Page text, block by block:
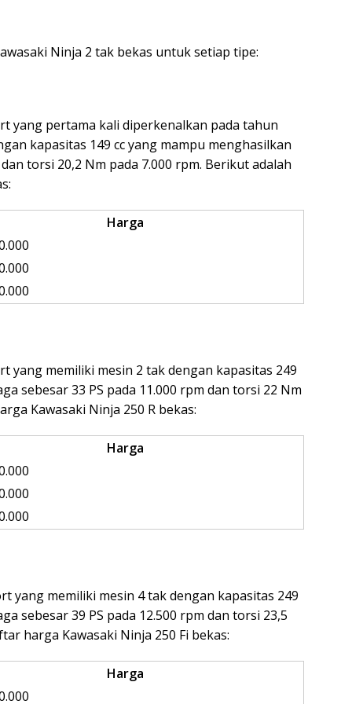
Ninja 2 tak bekas untuk setiap tipe:
yang pertama kali diperkenalkan pada tahun
kapasitas 149 cc yang mampu menghasilkan
torsi 20,2 Nm pada 7.000 rpm. Berikut adalah
Harga
yang memiliki mesin 2 tak dengan kapasitas 249
sebesar 33 PS pada 11.000 rpm dan torsi 22 Nm
Kawasaki Ninja 250 R bekas:
Harga
yang memiliki mesin 4 tak dengan kapasitas 249
sebesar 39 PS pada 12.500 rpm dan torsi 23,5
harga Kawasaki Ninja 250 Fi bekas:
Harga